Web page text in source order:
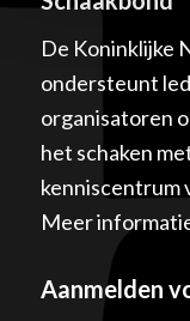
De Koninklijke
ondersteunt
organisatoren
het schaken
kenniscentrum
Meer
Aanmelden